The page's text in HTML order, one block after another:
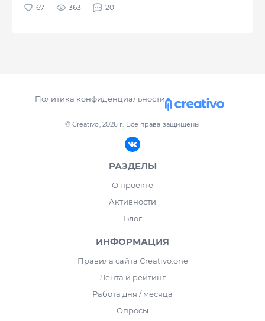
363 20
© Creativo, 2026 г. Все права защищены
Политика конфиденциальности
РАЗДЕЛЫ
О проекте
Активности
Блог
ИНФОРМАЦИЯ
Правила сайта Creativo.one
Лента и рейтинг
Работа дня / месяца
Опросы